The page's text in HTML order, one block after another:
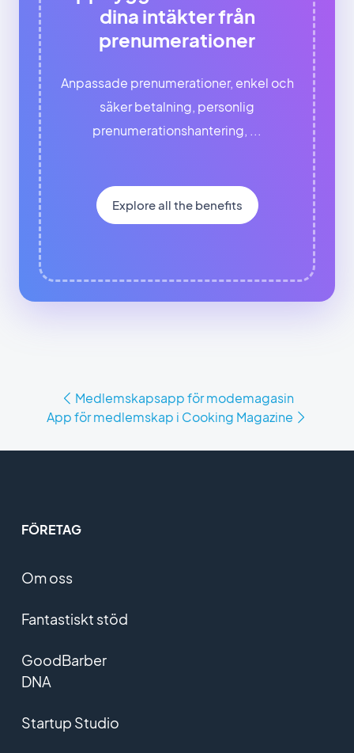
dina intäkter från
prenumerationer
Anpassade prenumerationer, enkel och
säker betalning, personlig
prenumerationshantering, ...
Explore all the benefits
Medlemskapsapp för modemagasin
App för medlemskap i Cooking Magazine
FÖRETAG
Om oss
Fantastiskt stöd
GoodBarber
DNA
Startup Studio